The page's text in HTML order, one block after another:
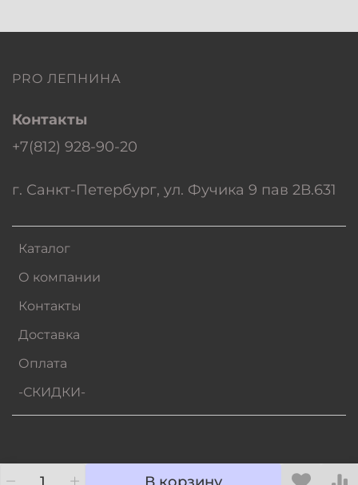
PRO ЛЕПНИНА
Каталог
О компании
Контакты
Доставка
Оплата
-СКИДКИ-
Контакты
+7(812) 928-90-20
г. Санкт-Петербург, ул. Фучика 9 пав 2В.631